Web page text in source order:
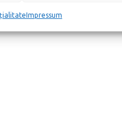
Impressum